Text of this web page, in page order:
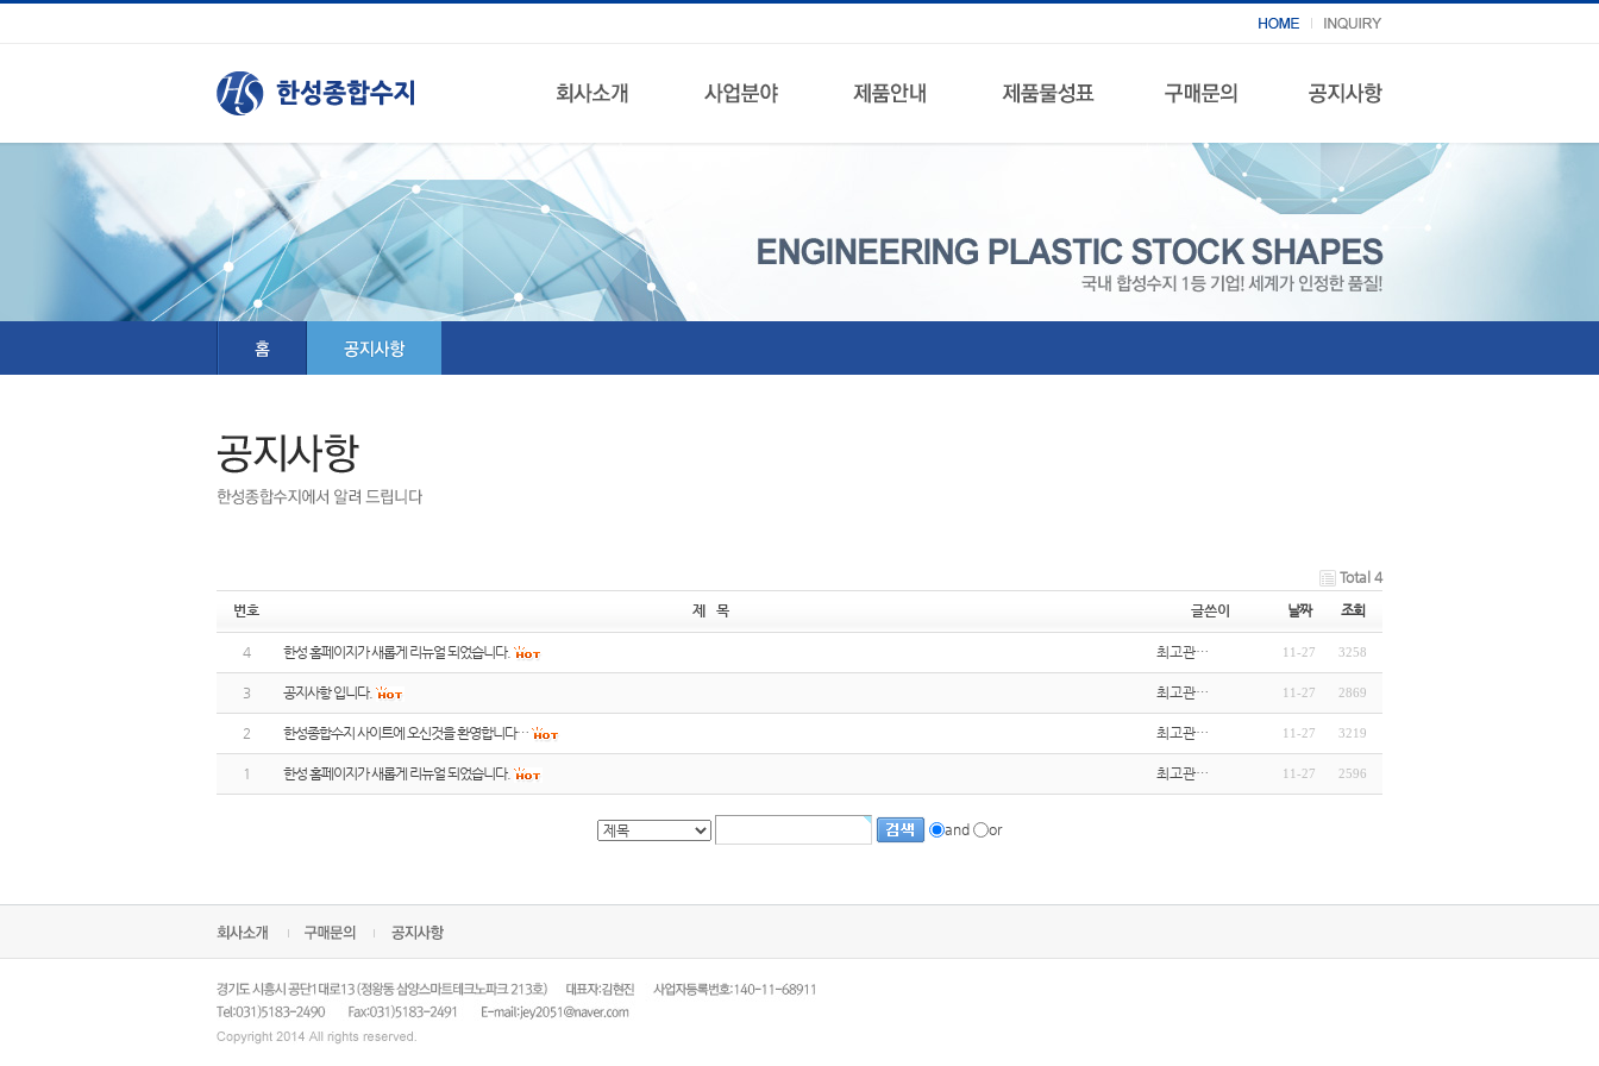
Total 4
번호
제 목 글쓴이 날짜 조회
4 한성 홈페이지가 새롭게 리뉴얼 되었습니다. 최고관… 11-27 3258
3 공지사항 입니다. 최고관… 11-27 2869
2 한성종합수지 사이트에 오신것을 환영합니다… 최고관… 11-27 3219
1 한성 홈페이지가 새롭게 리뉴얼 되었습니다. 최고관… 11-27 2596
and or